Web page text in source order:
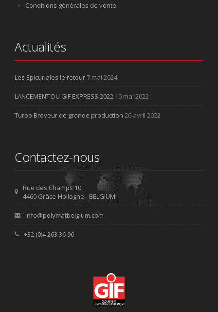
Conditions générales de vente
Actualités
Les Epicuriales le retour 7 mai 2024
LANCEMENT DU GIF EXPRESS 2022 10 mai 2022
Turbo Broyeur de grande production 26 avril 2022
Contactez-nous
Rue des Champs 10,
4460 Grâce-Hollogne - BELGIUM
info@polymatbelgium.com
+32.(0)4 263 36 96